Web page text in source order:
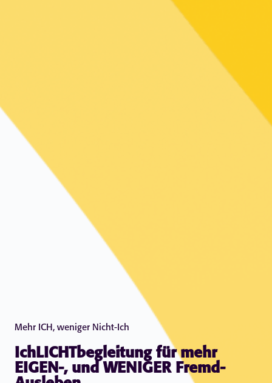
Mehr ICH, weniger Nicht-Ich
IchLICHTbegleitung für mehr
EIGEN-, und WENIGER Fremd-